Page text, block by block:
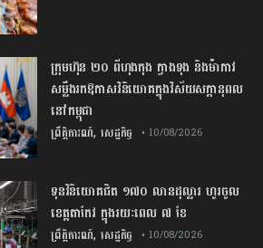
ក្រុមហ៊ុន​ ​២០​ ​ពី​ហុងកុង​ ក្វាង​ទុង​ ​និង​ម៉ាកាវ ​
សម្លឹង​រក​ឱកាស​វិនិយោគ​ក្នុង​វិស័យ​សក្តានុពល​
នៅ​កម្ពុជា​
ព្រឹត្តិការណ៍, សេដ្ឋកិច្ច • 10/08/2026
ទុន​វិនិយោគ​ជិត​ ​១៧០​ ​លាន​ដុល្លារ​ ហូរ​ចូល​
ខេត្ត​តាកែវ​ ក្នុង​រយៈពេល​ ​៧​ ​ខែ
ព្រឹត្តិការណ៍, សេដ្ឋកិច្ច • 10/08/2026